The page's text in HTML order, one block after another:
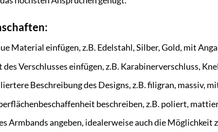
Material einfügen, z.B. Edelstahl, Silber, Gold, mit
Verschlusses einfügen, z.B. Karabinerverschluss,
Beschreibung des Designs, z.B. filigran, massiv,
beschreiben, z.B. poliert,
Armbands angeben, idealerweise auch die Möglichkeit